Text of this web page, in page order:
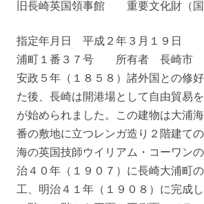
旧長崎英国領事館 重要文化財（国
指定年月日 平成２年３月１９日
浦町１番３７号 所有者 長崎市
安政５年（１８５８）諸外国との修
た後、長崎は開港場として自由貿易
が始められました。この建物は大浦
番の敷地に立つレンガ造り２階建て
海の英国技師ウイリアム・コーワン
治４０年（１９０７）に長崎大浦町
工、明治４１年（１９０８）に完成し